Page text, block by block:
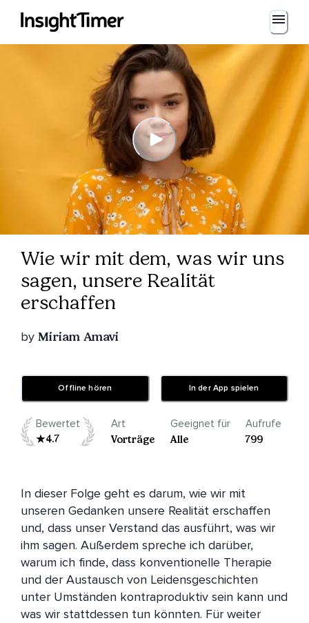
Wie wir mit dem, was wir uns
sagen, unsere Realität
erschaffen
by Miriam Amavi
Offline hören In der App spielen
Bewertet
4.7
Art
Vorträge
Geeignet für
Alle
Aufrufe
799
In dieser Folge geht es darum, wie wir mit
unseren Gedanken unsere Realität erschaffen
und, dass unser Verstand das ausführt, was wir
ihm sagen. Außerdem spreche ich darüber,
warum ich finde, dass konventionelle Therapie
und der Austausch von Leidensgeschichten
unter Umständen kontraproduktiv sein kann und
was wir stattdessen tun könnten. Für weiter